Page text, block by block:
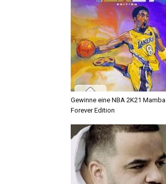
Gewinne eine NBA 2K21 Mamba
Forever Edition